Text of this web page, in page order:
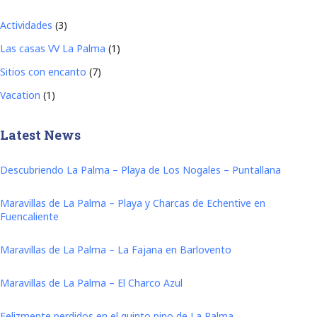
Actividades (3)
Las casas VV La Palma (1)
Sitios con encanto (7)
Vacation (1)
Latest News
Descubriendo La Palma – Playa de Los Nogales – Puntallana
Maravillas de La Palma – Playa y Charcas de Echentive en
Fuencaliente
Maravillas de La Palma – La Fajana en Barlovento
Maravillas de La Palma – El Charco Azul